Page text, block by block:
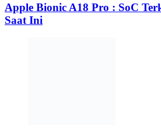
Apple Bionic A18 Pro : SoC
Saat Ini